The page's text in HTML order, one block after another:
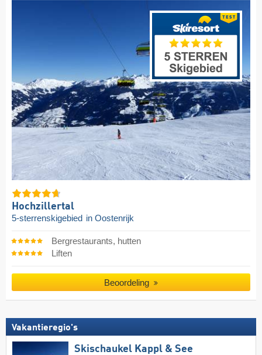
Hochzillertal
5-sterrenskigebied in Oostenrijk
Bergrestaurants, hutten
Liften
Beoordeling
Vakantieregio's
Skischaukel Kappl & See